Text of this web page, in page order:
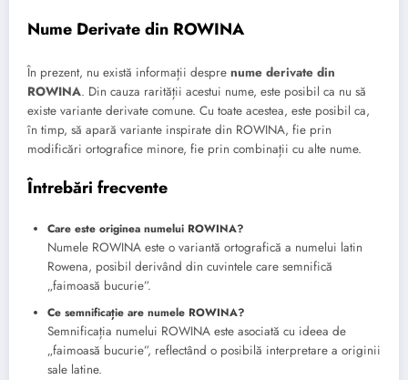
Nume Derivate din ROWINA
În prezent, nu există informații despre nume derivate din
ROWINA. Din cauza rarității acestui nume, este posibil ca nu să
existe variante derivate comune. Cu toate acestea, este posibil ca,
în timp, să apară variante inspirate din ROWINA, fie prin
modificări ortografice minore, fie prin combinații cu alte nume.
Întrebări frecvente
Care este originea numelui ROWINA?
Numele ROWINA este o variantă ortografică a numelui latin
Rowena, posibil derivând din cuvintele care semnifică
„faimoasă bucurie”.
Ce semnificație are numele ROWINA?
Semnificația numelui ROWINA este asociată cu ideea de
„faimoasă bucurie”, reflectând o posibilă interpretare a originii
sale latine.